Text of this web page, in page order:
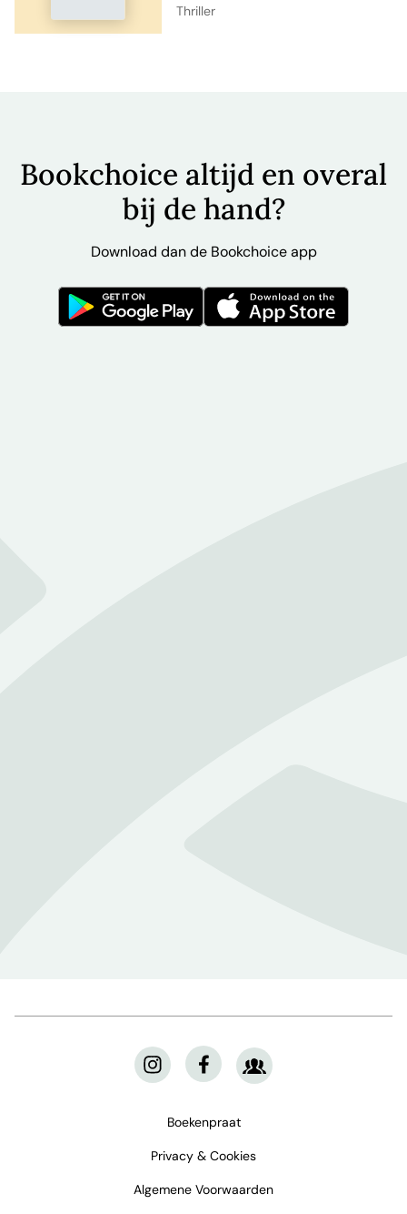
Thriller
Bookchoice altijd en overal
bij de hand?
Download dan de Bookchoice app
Boekenpraat
Privacy & Cookies
Algemene Voorwaarden